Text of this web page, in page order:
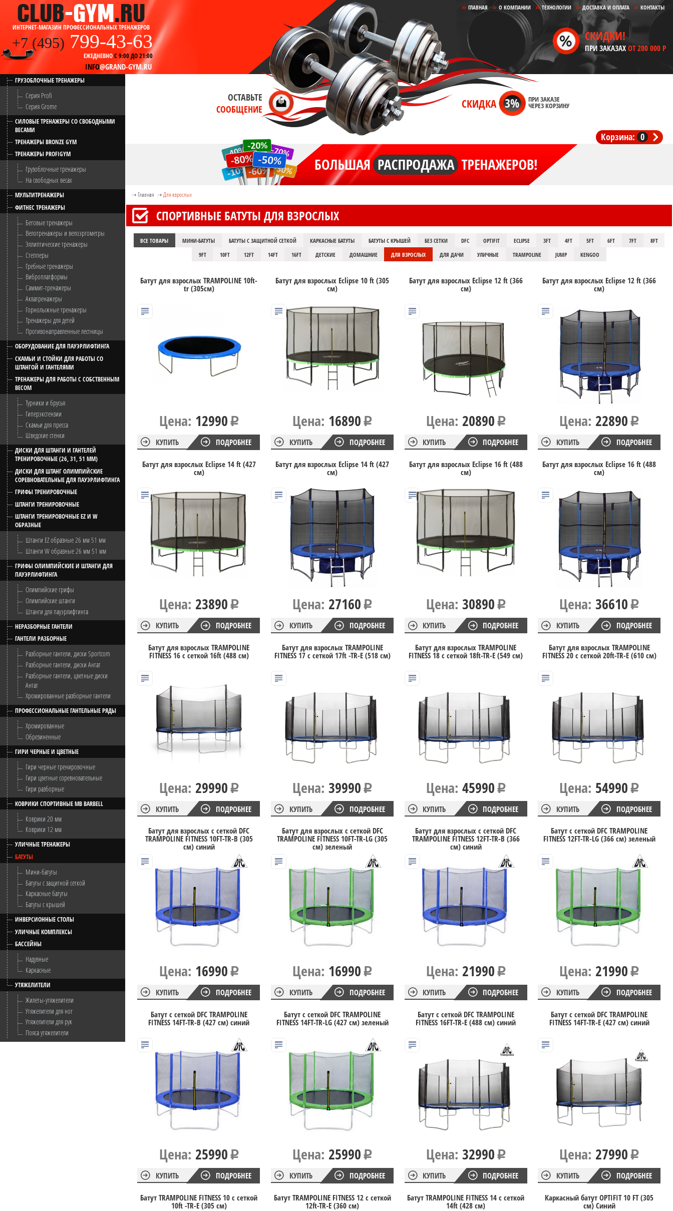
ИНТЕРНЕТ-МАГАЗИН ПРОФЕССИОНАЛЬНЫХ ТРЕНАЖЕРОВ
+7 (495) 799-43-63
ЕЖЕДНЕВНОС 9:00 ДО 21:00
INFO@GRAND-GYM.RU
ГЛАВНАЯ О КОМПАНИИ ТЕХНОЛОГИИ ДОСТАВКА И ОПЛАТА КОНТАКТЫ
СКИДКИ!
ПРИ ЗАКАЗАХОТ 200 000 Р
Корзина: 0
ГРУЗОБЛОЧНЫЕ ТРЕНАЖЕРЫ
Серия Profi
Серия Grome
СИЛОВЫЕ ТРЕНАЖЕРЫ СО СВОБОДНЫМИ
ВЕСАМИ
ТРЕНАЖЕРЫ BRONZE GYM
ТРЕНАЖЕРЫ PROFIGYM
Грузоблочные тренажеры
На свободных весах
МУЛЬТИТРЕНАЖЕРЫ
ФИТНЕС ТРЕНАЖЕРЫ
Беговые тренажеры
Велотренажеры и велоэргометры
Эллиптические тренажеры
Степперы
Гребные тренажеры
Виброплатформы
Саммит-тренажеры
Акватренажеры
Горнолыжные тренажеры
Тренажеры для детей
Противонаправленные лестницы
ОБОРУДОВАНИЕ ДЛЯ ПАУЭРЛИФТИНГА
СКАМЬИ И СТОЙКИ ДЛЯ РАБОТЫ СО
ШТАНГОЙ И ГАНТЕЛЯМИ
ТРЕНАЖЕРЫ ДЛЯ РАБОТЫ С СОБСТВЕННЫМ
ВЕСОМ
Турники и брусья
Гиперэкстензии
Скамьи для пресса
Шведские стенки
ДИСКИ ДЛЯ ШТАНГИ И ГАНТЕЛЕЙ
ТРЕНИРОВОЧНЫЕ (26, 31, 51 ММ)
ДИСКИ ДЛЯ ШТАНГ ОЛИМПИЙСКИЕ
СОРЕВНОВАТЕЛЬНЫЕ ДЛЯ ПАУЭРЛИФТИНГА
ГРИФЫ ТРЕНИРОВОЧНЫЕ
ШТАНГИ ТРЕНИРОВОЧНЫЕ
ШТАНГИ ТРЕНИРОВОЧНЫЕ EZ И W
ОБРАЗНЫЕ
Штанги EZ образные 26 мм 51 мм
Штанги W образные 26 мм 51 мм
ГРИФЫ ОЛИМПИЙСКИЕ И ШТАНГИ ДЛЯ
ПАУЭРЛИФТИНГА
Олимпийские грифы
Олимпийские штанги
Штанги для пауэрлифтинга
НЕРАЗБОРНЫЕ ГАНТЕЛИ
ГАНТЕЛИ РАЗБОРНЫЕ
Разборные гантели, диски Sportcom
Разборные гантели, диски Антат
Разборные гантели, цветные диски
Антат
Хромированные разборные гантели
ПРОФЕССИОНАЛЬНЫЕ ГАНТЕЛЬНЫЕ РЯДЫ
Хромированные
Обрезиненные
ГИРИ ЧЕРНЫЕ И ЦВЕТНЫЕ
Гири черные тренировочные
Гири цветные соревновательные
Гири разборные
КОВРИКИ СПОРТИВНЫЕ MB BARBELL
Коврики 20 мм
Коврики 12 мм
УЛИЧНЫЕ ТРЕНАЖЕРЫ
БАТУТЫ
Мини-батуты
Батуты с защитной сеткой
Каркасные батуты
Батуты с крышей
ИНВЕРСИОННЫЕ СТОЛЫ
УЛИЧНЫЕ КОМПЛЕКСЫ
БАССЕЙНЫ
Надувные
Каркасные
УТЯЖЕЛИТЕЛИ
Жилеты-утяжелители
Утяжелители для ног
Утяжелители для рук
Пояса утяжелители
ОСТАВЬТЕ
СООБЩЕНИЕ
СКИДКА 3% ПРИ ЗАКАЗЕ
ЧЕРЕЗ КОРЗИНУ
Главная Для взрослых
СПОРТИВНЫЕ БАТУТЫ ДЛЯ ВЗРОСЛЫХ
ВСЕ ТОВАРЫ МИНИ-БАТУТЫ БАТУТЫ С ЗАЩИТНОЙ СЕТКОЙ КАРКАСНЫЕ БАТУТЫ БАТУТЫ С КРЫШЕЙ БЕЗ СЕТКИ DFC OPTIFIT ECLIPSE 3FT 4FT 5FT 6FT 7FT
8FT
9FT
10FT 12FT 14FT 16FT ДЕТСКИЕ ДОМАШНИЕ ДЛЯ ВЗРОСЛЫХ ДЛЯ ДАЧИ УЛИЧНЫЕ TRAMPOLINE JUMP KENGOO
Батут для взрослых TRAMPOLINE 10ft-
tr (305см)
Цена: 12990
КУПИТЬ ПОДРОБНЕЕ
Батут для взрослых Eclipse 10 ft (305
см)
Цена: 16890
КУПИТЬ ПОДРОБНЕЕ
Батут для взрослых Eclipse 12 ft (366
см)
Цена: 20890
КУПИТЬ ПОДРОБНЕЕ
Батут для взрослых Eclipse 12 ft (366
см)
Цена: 22890
КУПИТЬ ПОДРОБНЕЕ
Батут для взрослых Eclipse 14 ft (427
см)
Цена: 23890
КУПИТЬ ПОДРОБНЕЕ
Батут для взрослых Eclipse 14 ft (427
см)
Цена: 27160
КУПИТЬ ПОДРОБНЕЕ
Батут для взрослых Eclipse 16 ft (488
см)
Цена: 30890
КУПИТЬ ПОДРОБНЕЕ
Батут для взрослых Eclipse 16 ft (488
см)
Цена:36610
КУПИТЬ ПОДРОБНЕЕ
Батут для взрослых TRAMPOLINE
FITNESS 16 с сеткой 16ft (488 см)
Цена: 29990
КУПИТЬ ПОДРОБНЕЕ
Батут для взрослых TRAMPOLINE
FITNESS 17 с сеткой 17ft -TR-E (518 см)
Цена:39990
КУПИТЬ ПОДРОБНЕЕ
Батут для взрослых TRAMPOLINE
FITNESS 18 с сеткой 18ft-TR-E (549 см)
Цена: 45990
КУПИТЬ ПОДРОБНЕЕ
Батут для взрослых TRAMPOLINE
FITNESS 20 с сеткой 20ft-TR-E (610 см)
Цена: 54990
КУПИТЬ ПОДРОБНЕЕ
Батут для взрослых с сеткой DFC
TRAMPOLINE FITNESS 10FT-TR-B (305
см) синий
Цена: 16990
КУПИТЬ ПОДРОБНЕЕ
Батут для взрослых с сеткой DFC
TRAMPOLINE FITNESS 10FT-TR-LG (305
см) зеленый
Цена: 16990
КУПИТЬ ПОДРОБНЕЕ
Батут для взрослых с сеткой DFC
TRAMPOLINE FITNESS 12FT-TR-B (366
см) синий
Цена: 21990
КУПИТЬ ПОДРОБНЕЕ
Батут с сеткой DFC TRAMPOLINE
FITNESS 12FT-TR-LG (366 см) зеленый
Цена: 21990
КУПИТЬ ПОДРОБНЕЕ
Батут с сеткой DFC TRAMPOLINE
FITNESS 14FT-TR-B (427 см) синий
Цена: 25990
КУПИТЬ ПОДРОБНЕЕ
Батут с сеткой DFC TRAMPOLINE
FITNESS 14FT-TR-LG (427 см) зеленый
Цена: 25990
КУПИТЬ ПОДРОБНЕЕ
Батут с сеткой DFC TRAMPOLINE
FITNESS 16FT-TR-E (488 см) синий
Цена: 32990
КУПИТЬ ПОДРОБНЕЕ
Батут с сеткой DFC TRAMPOLINE
FITNESS 14FT-TR-E (427 см) синий
Цена: 27990
КУПИТЬ ПОДРОБНЕЕ
Батут TRAMPOLINE FITNESS 10 с сеткой
10ft -TR-E (305 см)
Батут TRAMPOLINE FITNESS 12 с сеткой
12ft-TR-E (360 см)
Батут TRAMPOLINE FITNESS 14 с сеткой
14ft (428 см)
Каркасный батут OPTIFIT 10 FT (305
см) Синий